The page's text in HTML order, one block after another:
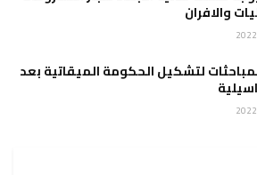
والافران
لتشكيل الحكومة الميقاتية بعد